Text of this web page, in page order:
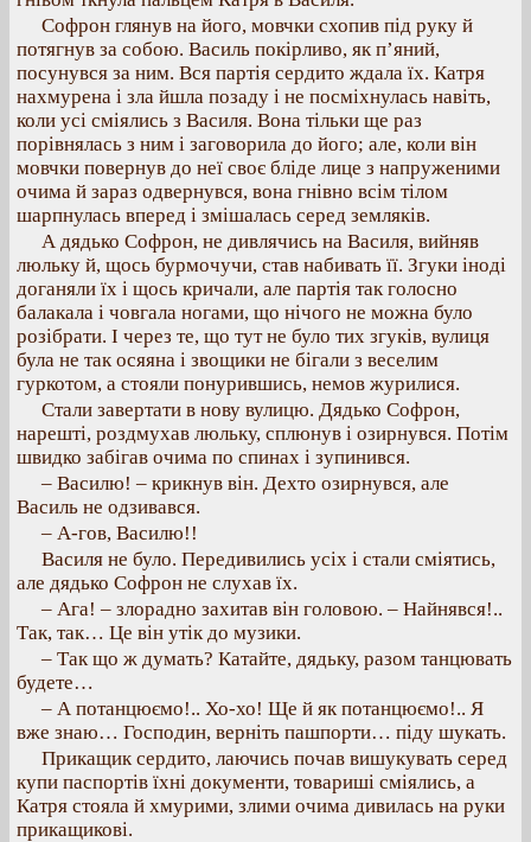
Софрон глянув на його, мовчки схопив під руку й
потягнув за собою. Василь покірливо, як п’яний,
посунувся за ним. Вся партія сердито ждала їх. Катря
нахмурена і зла йшла позаду і не посміхнулась навіть,
коли усі сміялись з Василя. Вона тільки ще раз
порівнялась з ним і заговорила до його; але, коли він
мовчки повернув до неї своє бліде лице з напруженими
очима й зараз одвернувся, вона гнівно всім тілом
шарпнулась вперед і змішалась серед земляків.
А дядько Софрон, не дивлячись на Василя, вийняв
люльку й, щось бурмочучи, став набивать її. Згуки іноді
доганяли їх і щось кричали, але партія так голосно
балакала і човгала ногами, що нічого не можна було
розібрати. І через те, що тут не було тих згуків, вулиця
була не так осяяна і звощики не бігали з веселим
гуркотом, а стояли понурившись, немов журилися.
Стали завертати в нову вулицю. Дядько Софрон,
нарешті, роздмухав люльку, сплюнув і озирнувся. Потім
швидко забігав очима по спинах і зупинився.
– Василю! – крикнув він. Дехто озирнувся, але
Василь не одзивався.
– А-гов, Василю!!
Василя не було. Передивились усіх і стали сміятись,
але дядько Софрон не слухав їх.
– Ага! – злорадно захитав він головою. – Найнявся!..
Так, так… Це він утік до музики.
– Так що ж думать? Катайте, дядьку, разом танцювать
будете…
– А потанцюємо!.. Хо-хо! Ще й як потанцюємо!.. Я
вже знаю… Господин, верніть пашпорти… піду шукать.
Прикащик сердито, лаючись почав вишукувать серед
купи паспортів їхні документи, товариші сміялись, а
Катря стояла й хмурими, злими очима дивилась на руки
прикащикові.